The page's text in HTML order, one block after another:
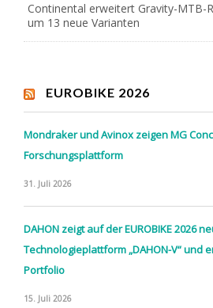
Continental erweitert Gravity-MTB-
um 13 neue Varianten
EUROBIKE 2026
Mondraker und Avinox zeigen MG
Forschungsplattform
31. Juli 2026
DAHON zeigt auf der EUROBIKE 2026
Technologieplattform „DAHON-V“ und
Portfolio
15. Juli 2026